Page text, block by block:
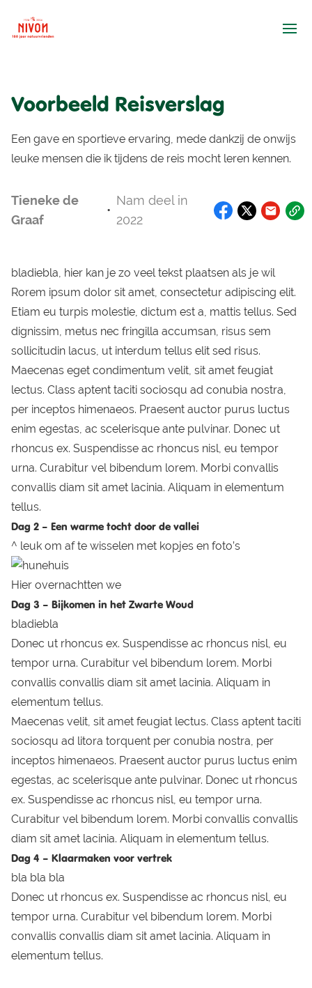
Voorbeeld Reisverslag
Een gave en sportieve ervaring, mede dankzij de onwijs
leuke mensen die ik tijdens de reis mocht leren kennen.
Tieneke de
Graaf
•
Nam deel in
2022
bladiebla, hier kan je zo veel tekst plaatsen als je wil
Rorem ipsum dolor sit amet, consectetur adipiscing elit.
Etiam eu turpis molestie, dictum est a, mattis tellus. Sed
dignissim, metus nec fringilla accumsan, risus sem
sollicitudin lacus, ut interdum tellus elit sed risus.
Maecenas eget condimentum velit, sit amet feugiat
lectus. Class aptent taciti sociosqu ad conubia nostra,
per inceptos himenaeos. Praesent auctor purus luctus
enim egestas, ac scelerisque ante pulvinar. Donec ut
rhoncus ex. Suspendisse ac rhoncus nisl, eu tempor
urna. Curabitur vel bibendum lorem. Morbi convallis
convallis diam sit amet lacinia. Aliquam in elementum
tellus.
Dag 2 – Een warme tocht door de vallei
^ leuk om af te wisselen met kopjes en foto’s
Hier overnachtten we
Dag 3 – Bijkomen in het Zwarte Woud
bladiebla
Donec ut rhoncus ex. Suspendisse ac rhoncus nisl, eu
tempor urna. Curabitur vel bibendum lorem. Morbi
convallis convallis diam sit amet lacinia. Aliquam in
elementum tellus.
Maecenas velit, sit amet feugiat lectus. Class aptent taciti
sociosqu ad litora torquent per conubia nostra, per
inceptos himenaeos. Praesent auctor purus luctus enim
egestas, ac scelerisque ante pulvinar. Donec ut rhoncus
ex. Suspendisse ac rhoncus nisl, eu tempor urna.
Curabitur vel bibendum lorem. Morbi convallis convallis
diam sit amet lacinia. Aliquam in elementum tellus.
Dag 4 – Klaarmaken voor vertrek
bla bla bla
Donec ut rhoncus ex. Suspendisse ac rhoncus nisl, eu
tempor urna. Curabitur vel bibendum lorem. Morbi
convallis convallis diam sit amet lacinia. Aliquam in
elementum tellus.